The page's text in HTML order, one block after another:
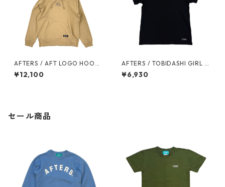
AFTERS / AFT LOGO HOODI
E
¥12,100
AFTERS / TOBIDASHI GIRL T
EE
¥6,930
セール商品